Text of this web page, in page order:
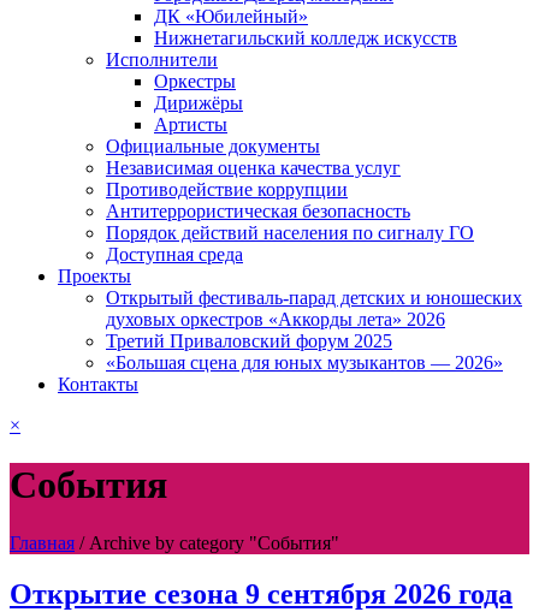
ДК «Юбилейный»
Нижнетагильский колледж искусств
Исполнители
Оркестры
Дирижёры
Артисты
Официальные документы
Независимая оценка качества услуг
Противодействие коррупции
Антитеррористическая безопасность
Порядок действий населения по сигналу ГО
Доступная среда
Проекты
Открытый фестиваль-парад детских и юношеских
духовых оркестров «Аккорды лета» 2026
Третий Приваловский форум 2025
«Большая сцена для юных музыкантов — 2026»
Контакты
×
События
Главная / Archive by category "События"
Открытие сезона 9 сентября 2026 года